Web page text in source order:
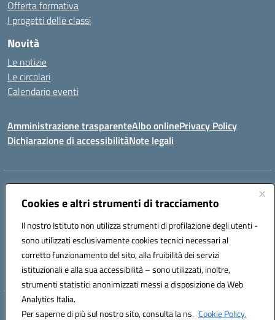
Cookies e altri strumenti di tracciamento
Il nostro Istituto non utilizza strumenti di profilazione degli utenti -
sono utilizzati esclusivamente cookies tecnici necessari al
corretto funzionamento del sito, alla fruibilità dei servizi
istituzionali e alla sua accessibilità – sono utilizzati, inoltre,
strumenti statistici anonimizzati messi a disposizione da Web
Analytics Italia.
Per saperne di più sul nostro sito, consulta la ns. Cookie Policy.
Offerta formativa
I progetti delle classi
Novità
Le notizie
Le circolari
Calendario eventi
Amministrazione trasparenteAlbo onlinePrivacy Policy
Dichiarazione di accessibilitàNote legali
Indirizzo:
Centralino:0923993485 Email:tpic84500v@istruzione.it
Codice fiscale: 91039050819
Codice meccanografico:
tpic84500v
Codice unico di fatturazione (CUF): JZDXRK
Hosting & Powered by 3D Solution S.r.l.